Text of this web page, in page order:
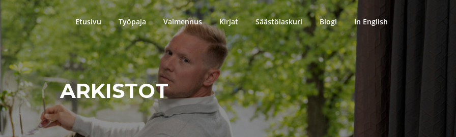
Etusivu Työpaja Valmennus Kirjat Säästölaskuri Blogi In English
ARKISTOT